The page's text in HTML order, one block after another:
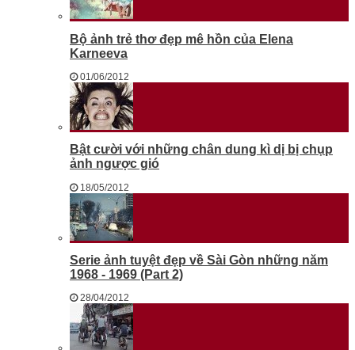
Bộ ảnh trẻ thơ đẹp mê hồn của Elena
Karneeva
01/06/2012
Bật cười với những chân dung kì dị bị chụp
ảnh ngược gió
18/05/2012
Serie ảnh tuyệt đẹp về Sài Gòn những năm
1968 - 1969 (Part 2)
28/04/2012